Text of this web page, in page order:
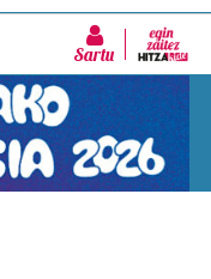
Sartu